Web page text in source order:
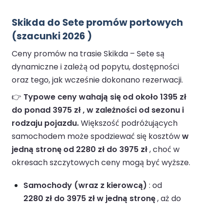
Skikda do Sete promów portowych
(szacunki 2026 )
Ceny promów na trasie Skikda – Sete są
dynamiczne i zależą od popytu, dostępności
oraz tego, jak wcześnie dokonano rezerwacji.
👉 Typowe ceny wahają się od około 1395 zł
do ponad 3975 zł , w zależności od sezonu i
rodzaju pojazdu.Większość podróżujących
samochodem może spodziewać się kosztóww
jedną stronę od 2280 zł do 3975 zł, choć w
okresach szczytowych ceny mogą być wyższe.
Samochody (wraz z kierowcą) : od
2280 zł do 3975 zł w jedną stronę, aż do